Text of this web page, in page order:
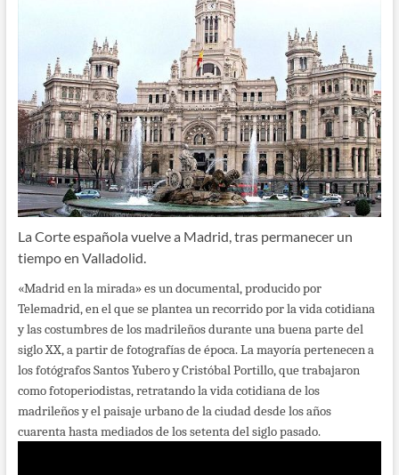
La Corte española vuelve a Madrid, tras permanecer un
tiempo en Valladolid.
«Madrid en la mirada» es un documental, producido por
Telemadrid, en el que se plantea un recorrido por la vida cotidiana
y las costumbres de los madrileños durante una buena parte del
siglo XX, a partir de fotografías de época. La mayoría pertenecen a
los fotógrafos Santos Yubero y Cristóbal Portillo, que trabajaron
como fotoperiodistas, retratando la vida cotidiana de los
madrileños y el paisaje urbano de la ciudad desde los años
cuarenta hasta mediados de los setenta del siglo pasado.